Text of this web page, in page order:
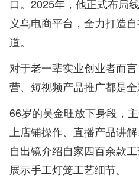
口。2025年，他正式布局
义乌电商平台，全力打造
道。
对于老一辈实业创业者而
营、短视频产品推广都是全
66岁的吴金旺放下身段，
上店铺操作、直播产品讲
自出镜介绍自家四百余款
展示手工灯笼工艺细节。